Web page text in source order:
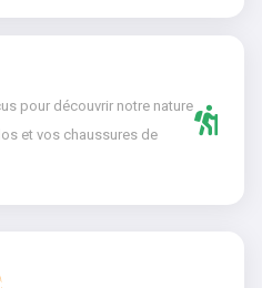
pour découvrir notre nature
et vos chaussures de